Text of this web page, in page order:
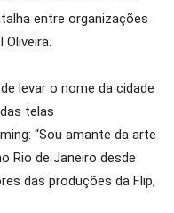
entre organizações
Oliveira.
levar o nome da cidade
telas
“Sou amante da arte
Rio de Janeiro desde
das produções da Flip,